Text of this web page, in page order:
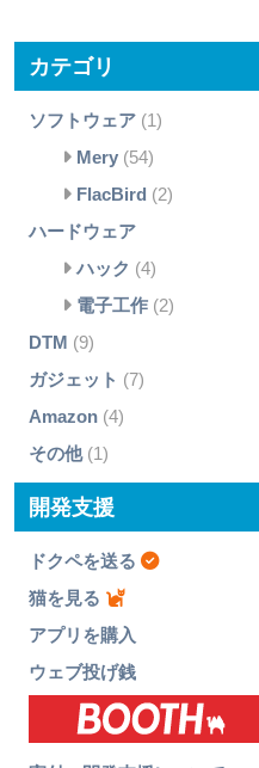
カテゴリ
ソフトウェア(1)
Mery(54)
FlacBird (2)
ハードウェア
ハック (4)
電子工作(2)
DTM (9)
ガジェット (7)
Amazon(4)
その他(1)
開発支援
ドクペを送る
猫を見る
アプリを購入
ウェブ投げ銭